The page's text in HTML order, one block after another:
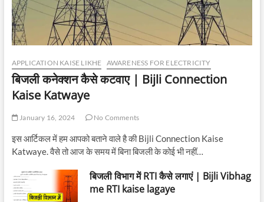
APPLICATION KAISE LIKHE AWARENESS FOR ELECTRICITY
बिजली कनेक्शन कैसे कटवाए | Bijli Connection
Kaise Katwaye
January 16, 2024 No Comments
इस आर्टिकल में हम आपको बताने वाले है की Bijli Connection Kaise
Katwaye. वैसे तो आज के समय में बिना बिजली के कोई भी नहीं…
बिजली विभाग में RTI कैसे लगाएं | Bijli Vibhag
me RTI kaise lagaye